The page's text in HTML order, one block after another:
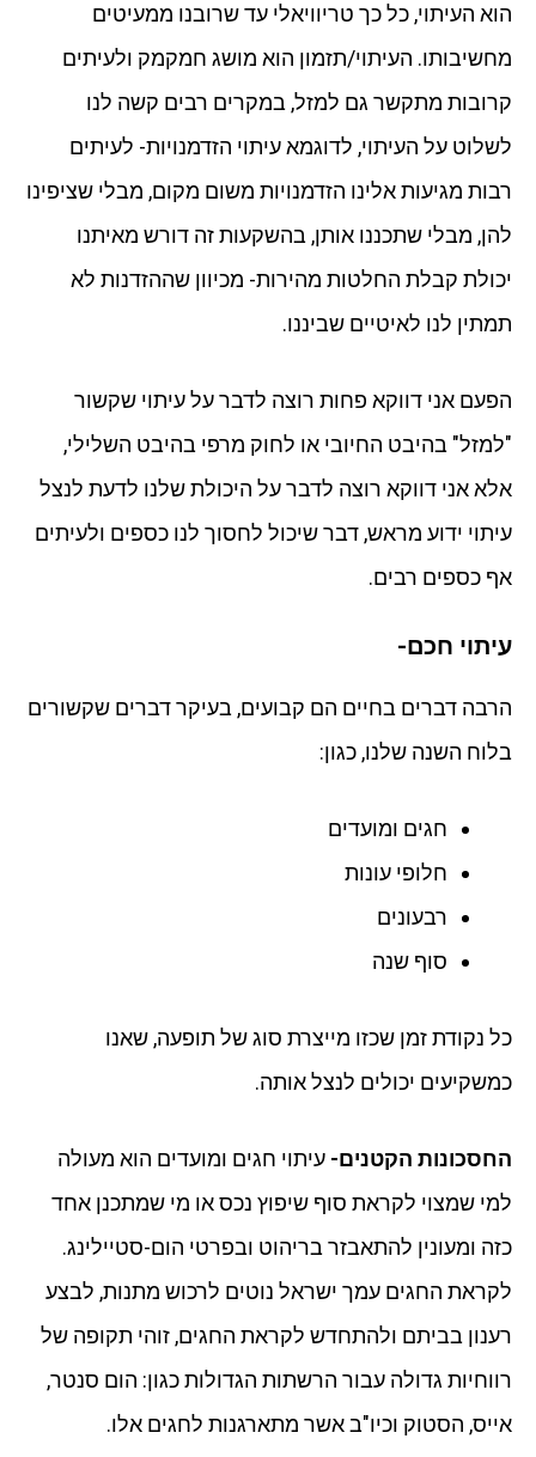
הוא העיתוי, כל כך טריוויאלי עד שרובנו ממעיטים
מחשיבותו. העיתוי/תזמון הוא מושג חמקמק ולעיתים
קרובות מתקשר גם למזל, במקרים רבים קשה לנו
לשלוט על העיתוי, לדוגמא עיתוי הזדמנויות- לעיתים
רבות מגיעות אלינו הזדמנויות משום מקום, מבלי שציפינו
להן, מבלי שתכננו אותן, בהשקעות זה דורש מאיתנו
יכולת קבלת החלטות מהירות- מכיוון שההזדנות לא
תמתין לנו לאיטיים שביננו.
הפעם אני דווקא פחות רוצה לדבר על עיתוי שקשור
"למזל" בהיבט החיובי או לחוק מרפי בהיבט השלילי,
אלא אני דווקא רוצה לדבר על היכולת שלנו לדעת לנצל
עיתוי ידוע מראש, דבר שיכול לחסוך לנו כספים ולעיתים
אף כספים רבים.
עיתוי חכם-
הרבה דברים בחיים הם קבועים, בעיקר דברים שקשורים
בלוח השנה שלנו, כגון:
חגים ומועדים
חלופי עונות
רבעונים
סוף שנה
כל נקודת זמן שכזו מייצרת סוג של תופעה, שאנו
כמשקיעים יכולים לנצל אותה.
החסכונות הקטנים- עיתוי חגים ומועדים הוא מעולה
למי שמצוי לקראת סוף שיפוץ נכס או מי שמתכנן אחד
כזה ומעונין להתאבזר בריהוט ובפרטי הום-סטיילינג.
לקראת החגים עמך ישראל נוטים לרכוש מתנות, לבצע
רענון בביתם ולהתחדש לקראת החגים, זוהי תקופה של
רווחיות גדולה עבור הרשתות הגדולות כגון: הום סנטר,
אייס, הסטוק וכיו"ב אשר מתארגנות לחגים אלו.